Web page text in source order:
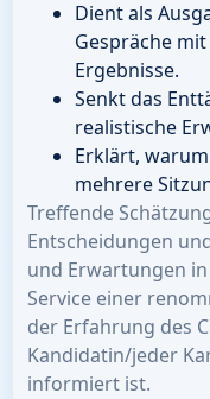
Dient als
Gespräche
Ergebnisse.
Senkt das
realistische
Erklärt,
mehrere
Treffende
Entscheidungen
und Erwartungen
Service einer
der Erfahrung des
Kandidatin/jeder
informiert ist.